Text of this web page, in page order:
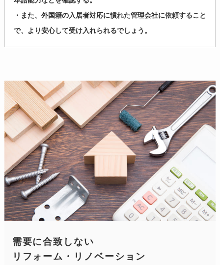
・また、外国籍の入居者対応に慣れた管理会社に依頼すること
で、より安心して受け入れられるでしょう。
需要に合致しない
リフォーム・リノベーション